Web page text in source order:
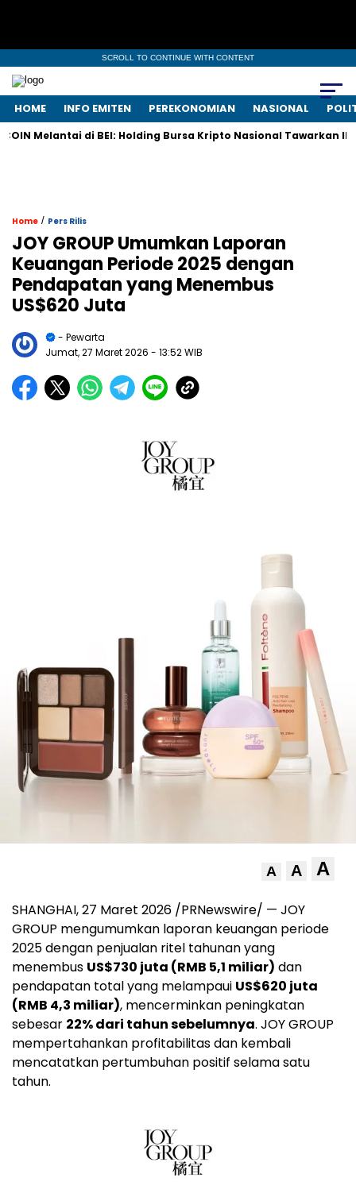
SCROLL TO CONTINUE WITH CONTENT
HOME INFO EMITEN PEREKONOMIAN NASIONAL
Melantai di BEI: Holding Bursa Kripto Nasional Tawarkan IPO
Home / Pers Rilis
JOY GROUP Umumkan Laporan
Keuangan Periode 2025 dengan
Pendapatan yang Menembus
US$620 Juta
- Pewarta
Jumat, 27 Maret 2026 - 13:52 WIB
A A A
SHANGHAI, 27 Maret 2026 /PRNewswire/ — JOY
GROUP mengumumkan laporan keuangan periode
2025 dengan penjualan ritel tahunan yang
menembus US$730 juta (RMB 5,1 miliar) dan
pendapatan total yang melampaui US$620 juta
(RMB 4,3 miliar), mencerminkan peningkatan
sebesar 22% dari tahun sebelumnya. JOY GROUP
mempertahankan profitabilitas dan kembali
mencatatkan pertumbuhan positif selama satu
tahun.